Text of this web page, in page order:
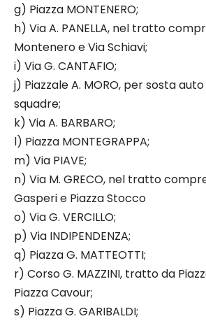
g) Piazza MONTENERO;
h) Via A. PANELLA, nel tratto
Montenero e Via Schiavi;
i) Via G. CANTAFIO;
j) Piazzale A. MORO, per sosta
squadre;
k) Via A. BARBARO;
l) Piazza MONTEGRAPPA;
m) Via PIAVE;
n) Via M. GRECO, nel tratto
Gasperi e Piazza Stocco
o) Via G. VERCILLO;
p) Via INDIPENDENZA;
q) Piazza G. MATTEOTTI;
r) Corso G. MAZZINI, tratto da
Piazza Cavour;
s) Piazza G. GARIBALDI;